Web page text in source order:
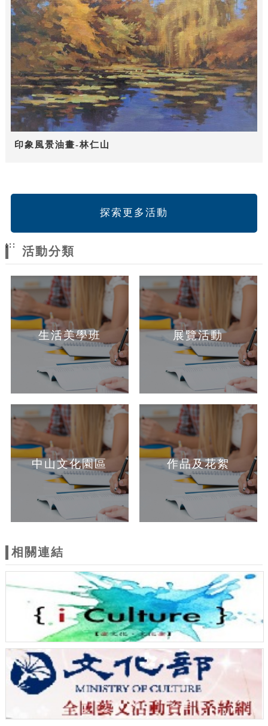
印象風景油畫-林仁山
探索更多活動
:::
活動分類
生活美學班 展覽活動
中山文化園區 作品及花絮
相關連結